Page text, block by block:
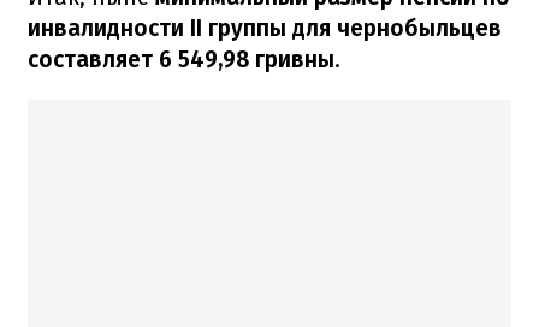
инвалидности ІІ группы для чернобыльцев
составляет 6 549,98 гривны.